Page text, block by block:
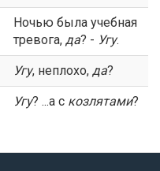
Ночью была учебная
тревога, да? - Угу.
Угу, неплохо, да?
Угу? ...а с козлятами?